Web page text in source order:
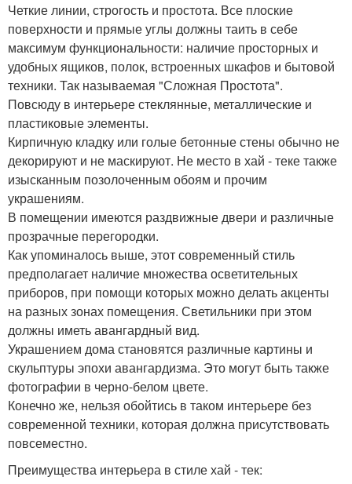
Четкие линии, строгость и простота. Все плоские
поверхности и прямые углы должны таить в себе
максимум функциональности: наличие просторных и
удобных ящиков, полок, встроенных шкафов и бытовой
техники. Так называемая "Сложная Простота".
Повсюду в интерьере стеклянные, металлические и
пластиковые элементы.
Кирпичную кладку или голые бетонные стены обычно не
декорируют и не маскируют. Не место в хай - теке также
изысканным позолоченным обоям и прочим
украшениям.
В помещении имеются раздвижные двери и различные
прозрачные перегородки.
Как упоминалось выше, этот современный стиль
предполагает наличие множества осветительных
приборов, при помощи которых можно делать акценты
на разных зонах помещения. Светильники при этом
должны иметь авангардный вид.
Украшением дома становятся различные картины и
скульптуры эпохи авангардизма. Это могут быть также
фотографии в черно-белом цвете.
Конечно же, нельзя обойтись в таком интерьере без
современной техники, которая должна присутствовать
повсеместно.
Преимущества интерьера в стиле хай - тек: